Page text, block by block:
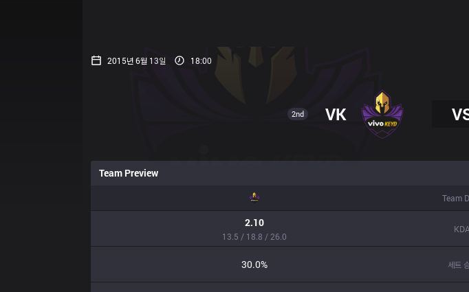
2015년 6월 13일 18:00
2nd VK
Team Preview
Team
2.10
13.5 / 18.8 / 26.0
KDA
30.0% 세트